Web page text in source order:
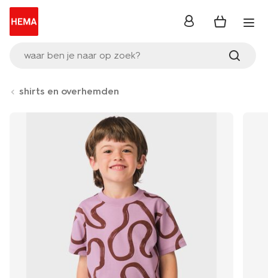
waar ben je naar op zoek?
inloggen
shirts en overhemden